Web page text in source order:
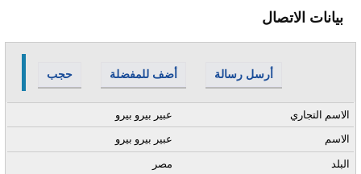
بيانات الاتصال
حجب أضف للمفضلة أرسل رسالة
عبير بيرو بيرو
الاسم التجاري
عبير بيرو بيرو
الاسم
مصر البلد